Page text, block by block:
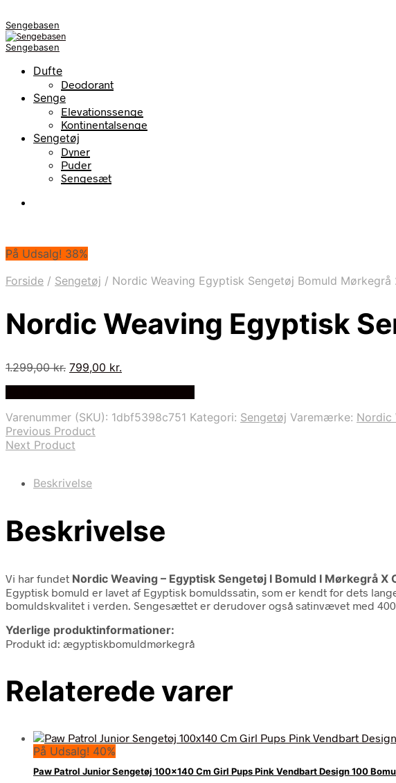
Sengebasen
Sengebasen
Dufte
Deodorant
Senge
Elevationssenge
Kontinentalsenge
Sengetøj
Dyner
Puder
Sengesæt
På Udsalg! 38%
Forside / Sengetøj / Nordic Weaving Egyptisk Sengetøj Bomuld
Nordic Weaving Egyptisk
1.299,00kr. Den
1.299,00 kr..
799,00 kr.
799,00 kr..
Varenummer (SKU): 1dbf5398c751 Kategori: Sengetøj Varemærke: Nordic
Previous Product
Next Product
Beskrivelse
Beskrivelse
Vi har fundet Nordic Weaving – Egyptisk Sengetøj I Bomuld I Mørkegrå X
Egyptisk bomuld er lavet af Egyptisk bomuldssatin, som er kendt for dets
bomuldskvalitet i verden. Sengesættet er derudover også satinvævet med
Yderlige produktinformationer:
Produkt id: ægyptiskbomuldmørkegrå
Relaterede varer
På Udsalg! 40%
Paw Patrol Junior Sengetøj 100×140 Cm Girl Pups Pink Vendbart Design 100